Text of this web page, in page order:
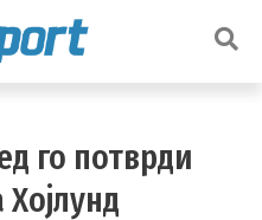
го потврди